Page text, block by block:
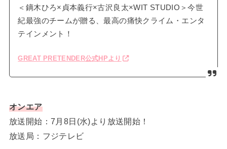
＜鏑木ひろ×貞本義行×古沢良太×WIT STUDIO＞今世
紀最強のチームが贈る、最高の痛快クライム・エンタ
テインメント！
GREAT PRETENDER公式HPより
オンエア
放送開始：7月8日(水)より放送開始！
放送局：フジテレビ